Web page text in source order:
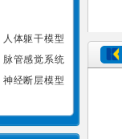
人体躯干模型
脉管感觉系统
神经断层模型